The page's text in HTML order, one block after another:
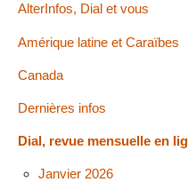
AlterInfos, Dial et vous
Amérique latine et Caraïbes
Canada
Dernières infos
Dial, revue mensuelle en
Janvier 2026